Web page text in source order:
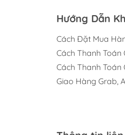
Chính sách đổi
Quay
khóa.... )
Không
Không áp
Hoty Bag cam
Hướng Dẫn
Cách Đặt Mua
Cách Thanh Toán
Cách Thanh Toán
Giao Hàng Grab,